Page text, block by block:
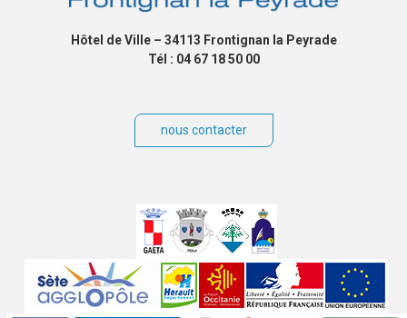
Hôtel de Ville – 34113 Frontignan la Peyrade
Tél : 04 67 18 50 00
nous contacter
partenaires